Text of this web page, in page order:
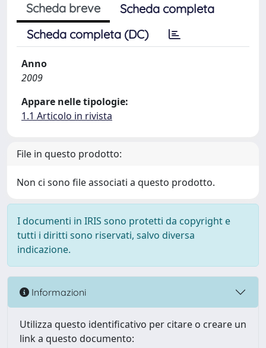
Scheda breve
Scheda completa
Scheda completa (DC)
Anno
2009
Appare nelle tipologie:
1.1 Articolo in rivista
File in questo prodotto:
Non ci sono file associati a questo prodotto.
I documenti in IRIS sono protetti da copyright e
tutti i diritti sono riservati, salvo diversa
indicazione.
Informazioni
Utilizza questo identificativo per citare o creare un
link a questo documento: